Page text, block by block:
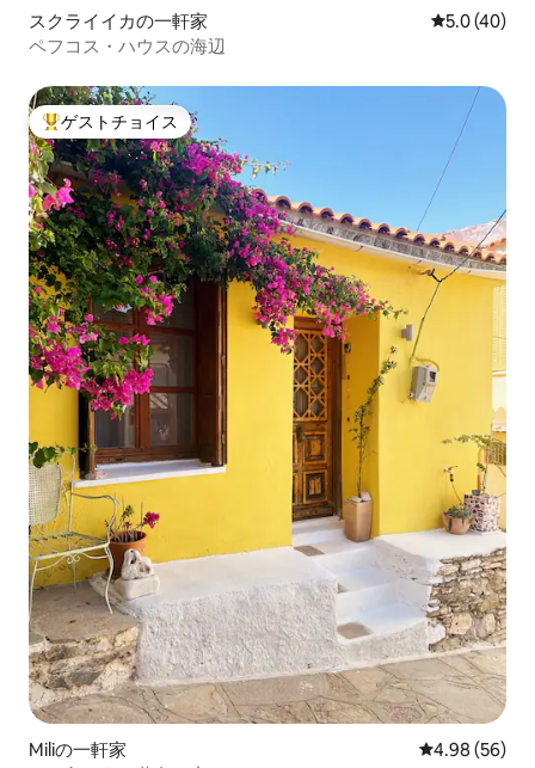
スクライイカの一軒家 レビュー40
5.0 (40)
ペフコス・ハウスの海辺
大好評のゲストチョイスです。
ゲストチョイス
Miliの一軒家 レビュー56
4.98 (56)